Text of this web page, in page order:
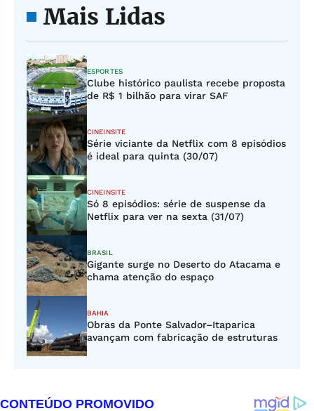
Mais Lidas
ESPORTES
Clube histórico paulista recebe proposta
de R$ 1 bilhão para virar SAF
CINEINSITE
Série viciante da Netflix com 8 episódios
é ideal para quinta (30/07)
CINEINSITE
Só 8 episódios: série de suspense da
Netflix para ver na sexta (31/07)
BRASIL
Gigante surge no Deserto do Atacama e
chama atenção do espaço
BAHIA
Obras da Ponte Salvador–Itaparica
avançam com fabricação de estruturas